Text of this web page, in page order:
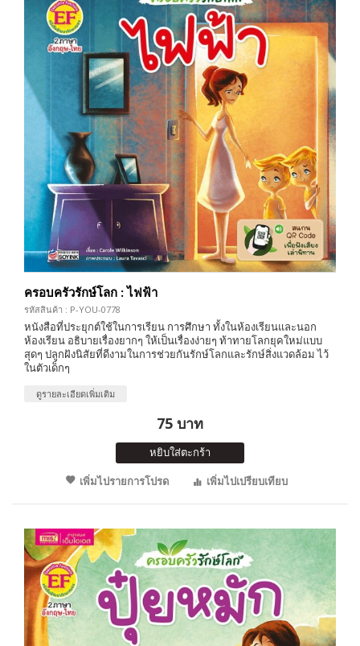
ครอบครัวรักษ์โลก : ไฟฟ้า
รหัสสินค้า : P-YOU-0778
หนังสือที่ประยุกต์ใช้ในการเรียน การศึกษา ทั้งในห้องเรียนและนอก
ห้องเรียน อธิบายเรื่องยากๆ ให้เป็นเรื่องง่ายๆ ท้าทายโลกยุคใหม่แบบ
สุดๆ ปลูกฝังนิสัยที่ดีงามในการช่วยกันรักษ์โลกและรักษ์สิ่งแวดล้อม ไว้
ในตัวเด็กๆ
ดูรายละเอียดเพิ่มเติม
75 บาท
หยิบใส่ตะกร้า
เพิ่มไปรายการโปรด
เพิ่มไปเปรียบเทียบ